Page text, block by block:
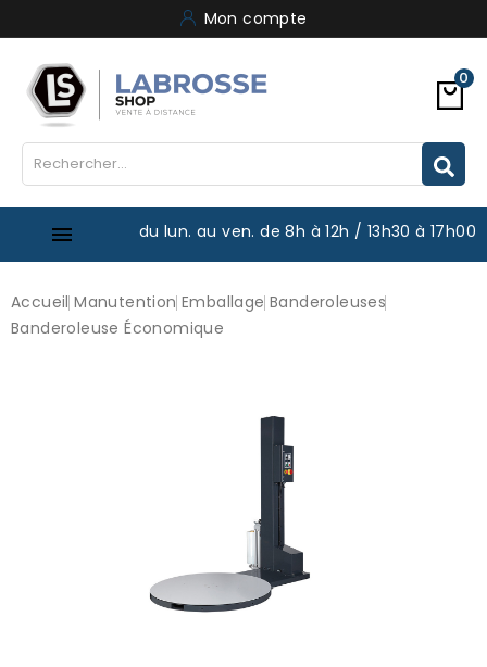
Mon compte
0
 du lun. au ven. de 8h à 12h / 13h30 à 17h00
Accueil Manutention Emballage Banderoleuses
Banderoleuse Économique